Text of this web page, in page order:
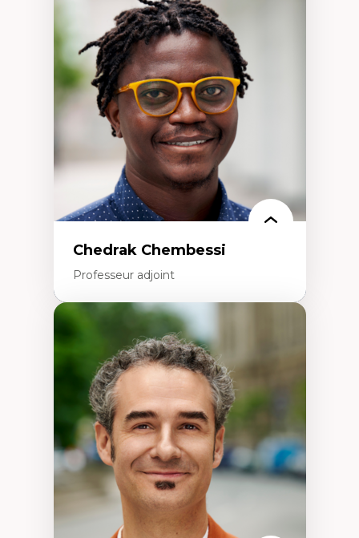
Discours sur la ville et représentations
Mosquées, formes et usages au Canada
Reconnaissance et représentations des
communautés immigrantes dans l'espace
urbain
Design architectural et urbain
Patrimoine et patrimonialisation
Études postcoloniales et décolonisation des
savoirs
Chedrak Chembessi
Professeur adjoint
Économie circulaire
Modèles d’affaires durables
Histoire des faits économiques
Gestion durable des ressources naturelles
Écologie industrielle
Aménagement durable du territoire
Développement régional
Coopératives
Télétravail en milieu rural francophone
Transition socio-écologique